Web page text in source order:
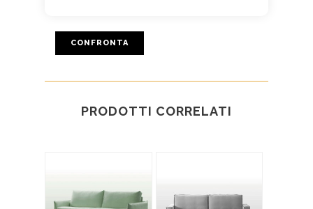
CONFRONTA
PRODOTTI CORRELATI